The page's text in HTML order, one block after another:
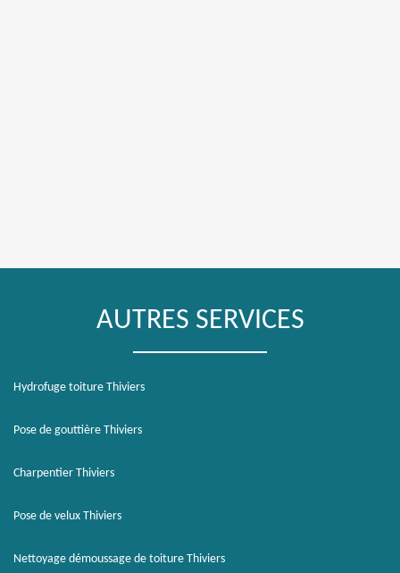
AUTRES SERVICES
Hydrofuge toiture Thiviers
Pose de gouttière Thiviers
Charpentier Thiviers
Pose de velux Thiviers
Nettoyage démoussage de toiture Thiviers